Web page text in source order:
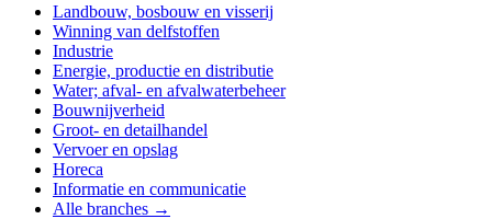
Landbouw, bosbouw en visserij
Winning van delfstoffen
Industrie
Energie, productie en distributie
Water; afval- en afvalwaterbeheer
Bouwnijverheid
Groot- en detailhandel
Vervoer en opslag
Horeca
Informatie en communicatie
Alle branches →